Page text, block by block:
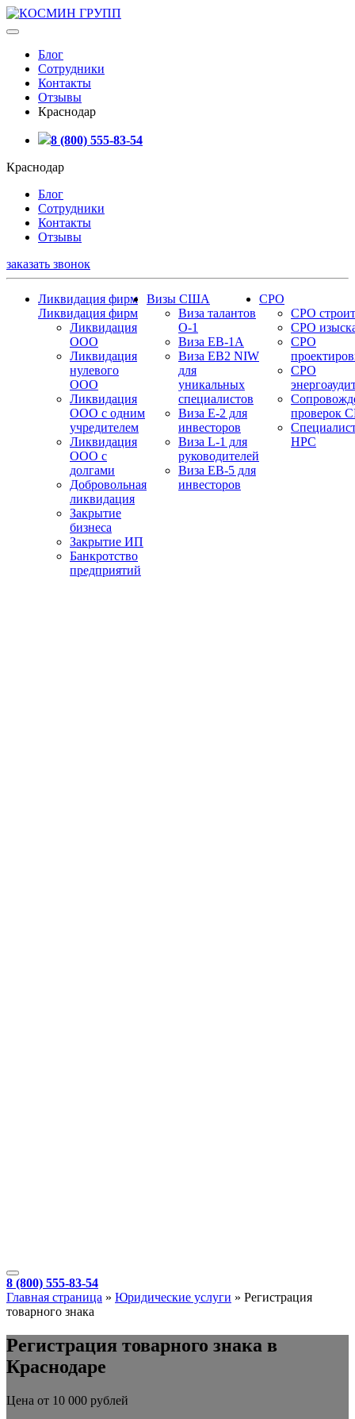
Блог
Сотрудники
Контакты
Отзывы
Краснодар
8 (800) 555-83-54
Краснодар
Блог
Сотрудники
Контакты
Отзывы
заказать звонок
Ликвидация фирм
Ликвидация фирм
Ликвидация
ООО
Ликвидация
нулевого
ООО
Ликвидация
ООО с одним
учредителем
Ликвидация
ООО с
долгами
Добровольная
ликвидация
Закрытие
бизнеса
Закрытие ИП
Банкротство
предприятий
Визы США
Виза талантов
О-1
Виза EB-1A
Виза EB2 NIW
для
уникальных
специалистов
Виза E-2 для
инвесторов
Виза L-1 для
руководителей
Виза EB-5 для
инвесторов
СРО
СРО
СРО
СРО
СРО
проверок
НРС
8 (800) 555-83-54
Главная страница » Юридические услуги » Регистрация
товарного знака
Регистрация товарного знака в
Краснодаре
Цена от 10 000 рублей